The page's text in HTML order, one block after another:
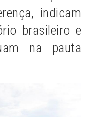
indicam
brasileiro e
na pauta